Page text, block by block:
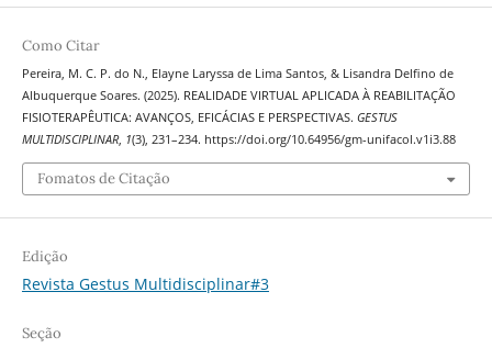
Como Citar
Pereira, M. C. P. do N., Elayne Laryssa de Lima Santos, & Lisandra Delfino de
Albuquerque Soares. (2025). REALIDADE VIRTUAL APLICADA À REABILITAÇÃO
FISIOTERAPÊUTICA: AVANÇOS, EFICÁCIAS E PERSPECTIVAS. GESTUS
MULTIDISCIPLINAR, 1(3), 231–234. https://doi.org/10.64956/gm-unifacol.v1i3.88
Fomatos de Citação
Edição
Revista Gestus Multidisciplinar#3
Seção